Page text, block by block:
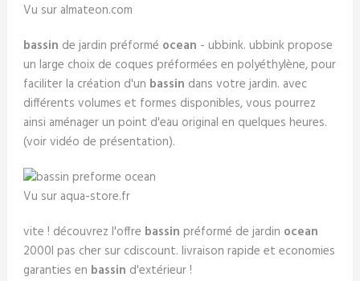
Vu sur almateon.com
bassin de jardin préformé ocean - ubbink. ubbink propose
un large choix de coques préformées en polyéthylène, pour
faciliter la création d'un bassin dans votre jardin. avec
différents volumes et formes disponibles, vous pourrez
ainsi aménager un point d'eau original en quelques heures.
(voir vidéo de présentation).
Vu sur aqua-store.fr
vite ! découvrez l'offre bassin préformé de jardin ocean
2000l pas cher sur cdiscount. livraison rapide et economies
garanties en bassin d'extérieur !